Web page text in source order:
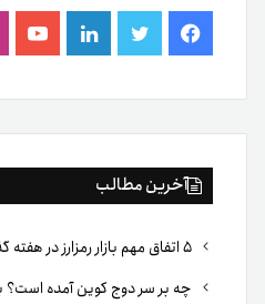
فیس
بوک
توییتر لینکدین
آخرین مطالب
چه بر سر دوج کوین آمده است؟